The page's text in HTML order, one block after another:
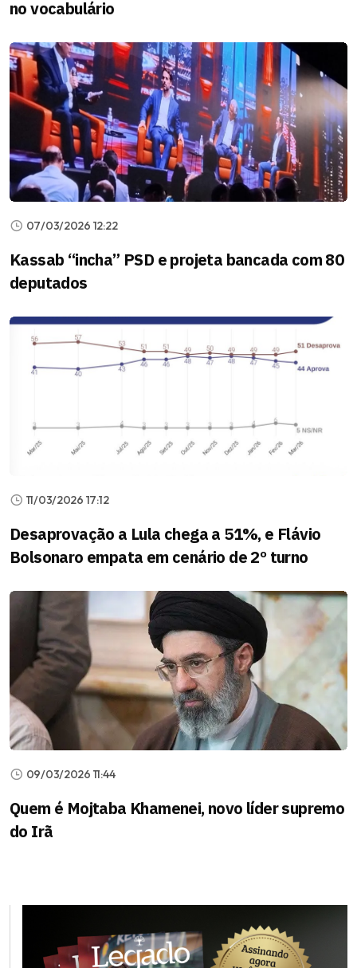
no vocabulário
07/03/2026 12:22
Kassab “incha” PSD e projeta bancada com 80
deputados
11/03/2026 17:12
Desaprovação a Lula chega a 51%, e Flávio
Bolsonaro empata em cenário de 2º turno
09/03/2026 11:44
Quem é Mojtaba Khamenei, novo líder supremo
do Irã